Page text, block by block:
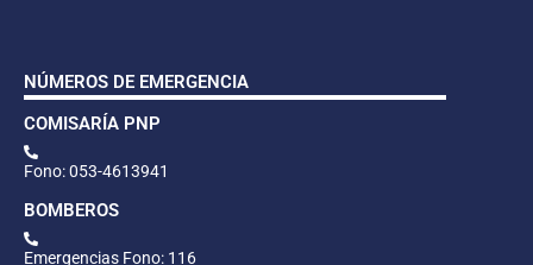
NÚMEROS DE EMERGENCIA
COMISARÍA PNP
Fono: 053-4613941
BOMBEROS
Emergencias Fono: 116